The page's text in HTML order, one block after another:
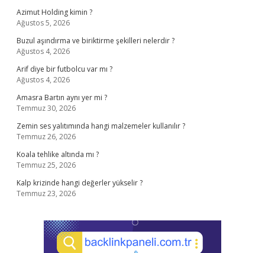
Azimut Holding kimin ?
Ağustos 5, 2026
Buzul aşındırma ve biriktirme şekilleri nelerdir ?
Ağustos 4, 2026
Arif diye bir futbolcu var mı ?
Ağustos 4, 2026
Amasra Bartın aynı yer mi ?
Temmuz 30, 2026
Zemin ses yalıtımında hangi malzemeler kullanılır ?
Temmuz 26, 2026
Koala tehlike altında mı ?
Temmuz 25, 2026
Kalp krizinde hangi değerler yükselir ?
Temmuz 23, 2026